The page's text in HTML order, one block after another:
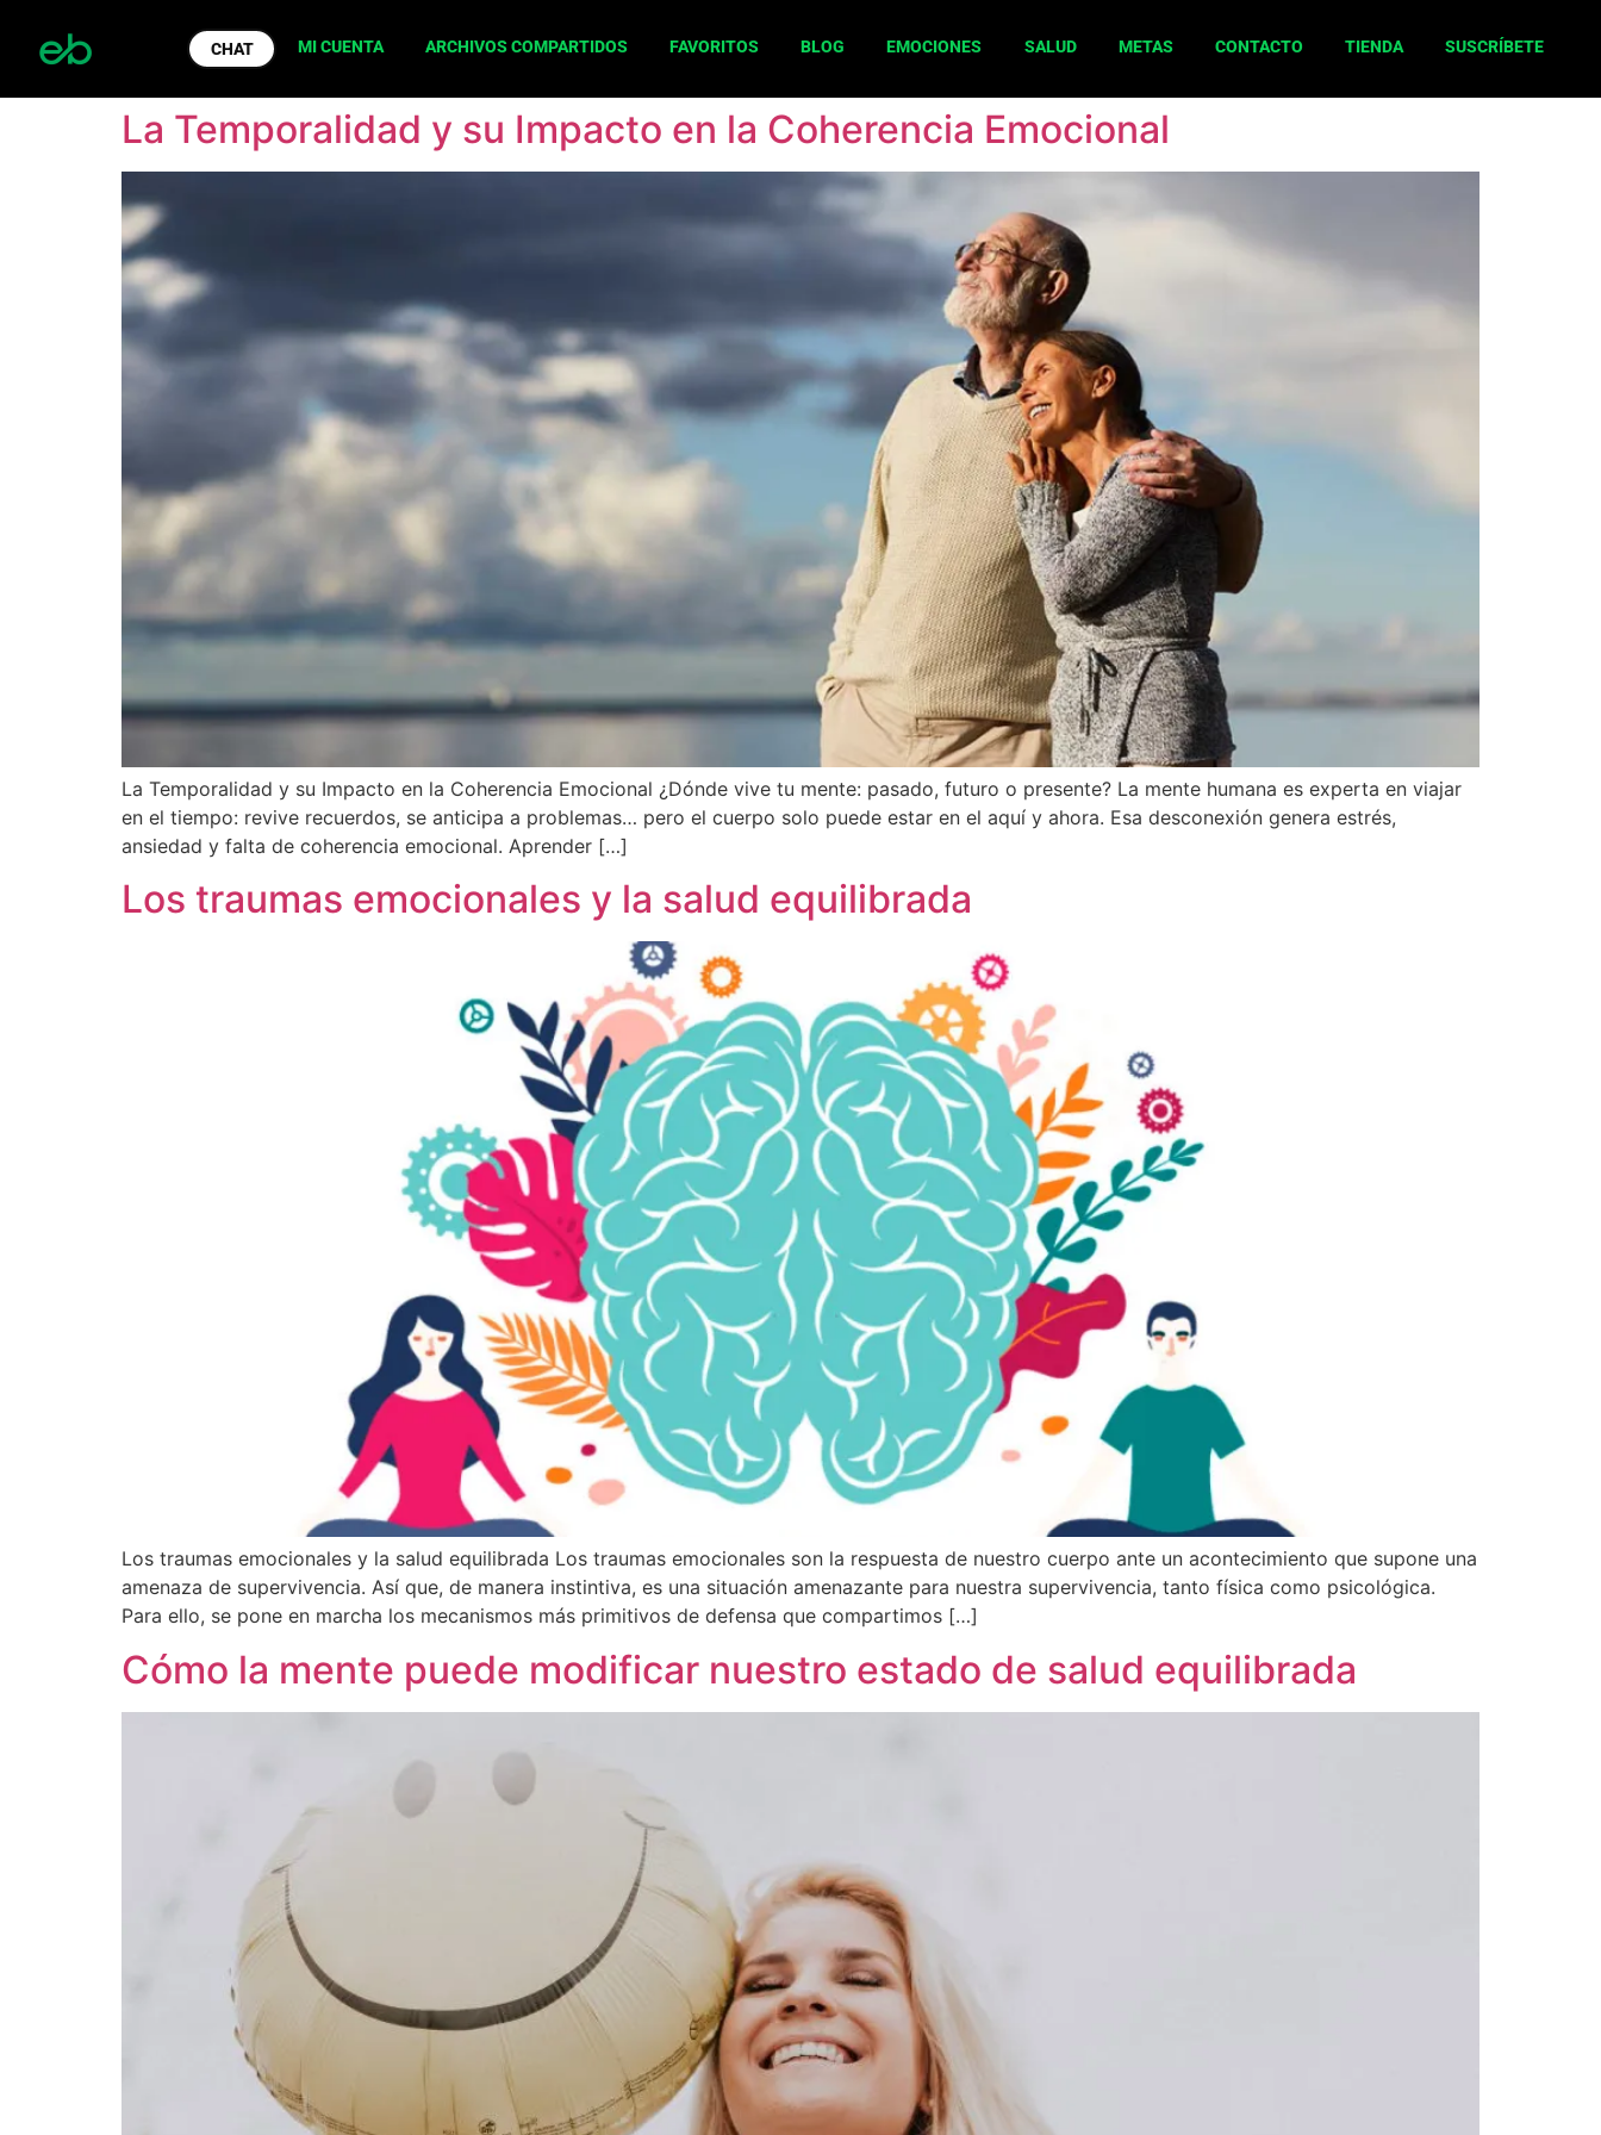
CHAT MI CUENTA ARCHIVOS COMPARTIDOS FAVORITOS BLOG EMOCIONES SALUD METAS CONTACTO TIENDA SUSCRÍBETE
La Temporalidad y su Impacto en la Coherencia Emocional
La Temporalidad y su Impacto en la Coherencia Emocional ¿Dónde vive tu mente: pasado, futuro o presente? La mente humana es experta en viajar
en el tiempo: revive recuerdos, se anticipa a problemas… pero el cuerpo solo puede estar en el aquí y ahora. Esa desconexión genera estrés,
ansiedad y falta de coherencia emocional. Aprender […]
Los traumas emocionales y la salud equilibrada
Los traumas emocionales y la salud equilibrada Los traumas emocionales son la respuesta de nuestro cuerpo ante un acontecimiento que supone una
amenaza de supervivencia. Así que, de manera instintiva, es una situación amenazante para nuestra supervivencia, tanto física como psicológica.
Para ello, se pone en marcha los mecanismos más primitivos de defensa que compartimos […]
Cómo la mente puede modificar nuestro estado de salud equilibrada